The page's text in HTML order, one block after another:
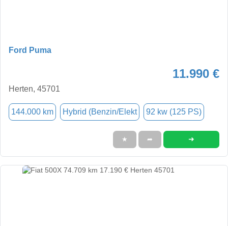
Ford Puma
11.990 €
Herten, 45701
144.000 km Hybrid (Benzin/Elekt 92 kw (125 PS)
★ ➦ ➜